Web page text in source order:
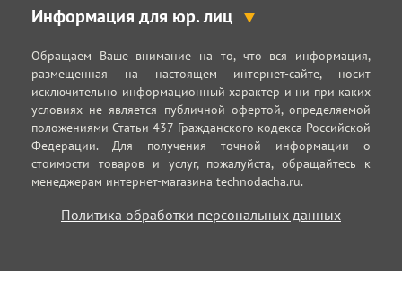
Информация для юр. лиц
Обращаем Ваше внимание на то, что вся информация,
размещенная на настоящем интернет-сайте, носит
исключительно информационный характер и ни при каких
условиях не является публичной офертой, определяемой
положениями Статьи 437 Гражданского кодекса Российской
Федерации. Для получения точной информации о
стоимости товаров и услуг, пожалуйста, обращайтесь к
менеджерам интернет-магазина technodacha.ru.
Политика обработки персональных данных